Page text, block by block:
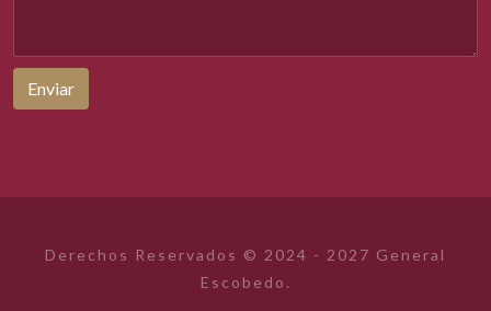
Enviar
Derechos Reservados © 2024 - 2027 General
Escobedo.